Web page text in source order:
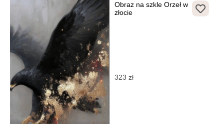
Obraz na szkle Orzeł w
złocie
323 zł